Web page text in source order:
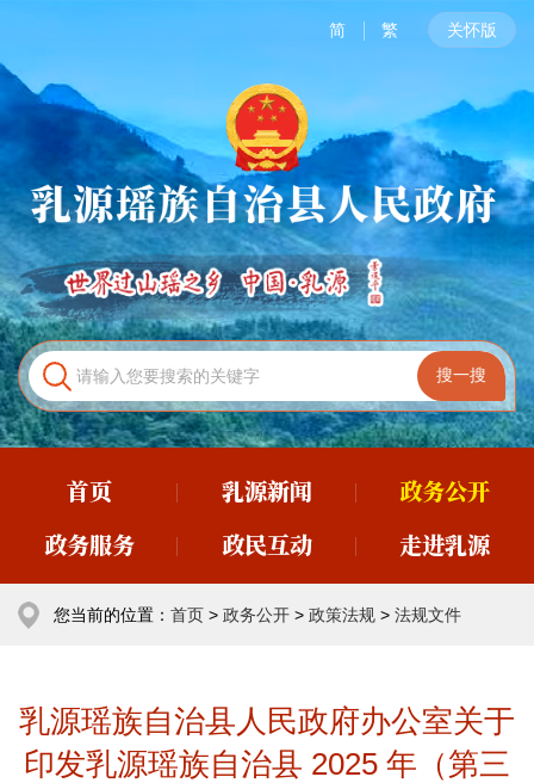
简 繁 关怀版
首页 乳源新闻
政务公开
政务服务
政民互动 走进乳源
您当前的位置： 首页 > 政务公开 > 政策法规 > 法规文件
乳源瑶族自治县人民政府办公室关于
印发乳源瑶族自治县 2025 年（第三